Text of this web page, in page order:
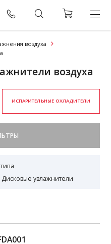
воздуха
воздуха
ИСПАРИТЕЛЬНЫЕ ОХЛАДИТЕЛИ
Дисковые увлажнители